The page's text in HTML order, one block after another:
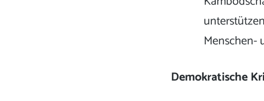
Menschen-
Demokratische